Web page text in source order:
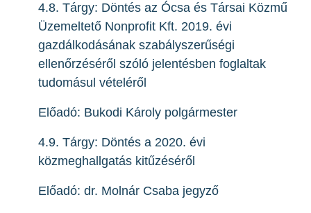
4.8. Tárgy: Döntés az Ócsa és Társai Közmű
Üzemeltető Nonprofit Kft. 2019. évi
gazdálkodásának szabályszerűségi
ellenőrzéséről szóló jelentésben foglaltak
tudomásul vételéről
Előadó: Bukodi Károly polgármester
4.9. Tárgy: Döntés a 2020. évi
közmeghallgatás kitűzéséről
Előadó: dr. Molnár Csaba jegyző